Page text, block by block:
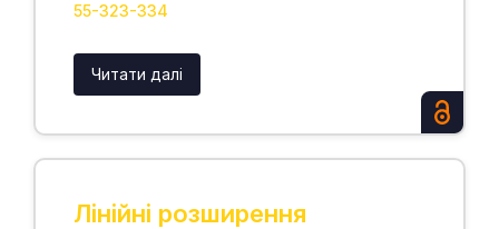
55-323-334
Читати далі
Лінійні розширення